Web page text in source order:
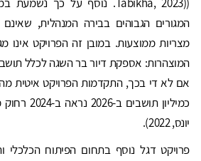
המגורים הגבוהים בבירה המנהלית,
מצריות ממוצעות. במובן זה הפרויקט
אם לא די בכך, התקדמות הפרויקט איטית
יונס, 2022).
פרויקט דגל נוסף בתחום הפיתוח הכלכלי